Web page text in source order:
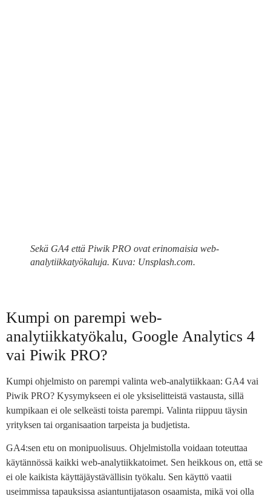
Sekä GA4 että Piwik PRO ovat erinomaisia web-
analytiikkatyökaluja. Kuva: Unsplash.com.
Kumpi on parempi web-
analytiikkatyökalu, Google Analytics 4
vai Piwik PRO?
Kumpi ohjelmisto on parempi valinta web-analytiikkaan: GA4 vai
Piwik PRO? Kysymykseen ei ole yksiselitteistä vastausta, sillä
kumpikaan ei ole selkeästi toista parempi. Valinta riippuu täysin
yrityksen tai organisaation tarpeista ja budjetista.
GA4:sen etu on monipuolisuus. Ohjelmistolla voidaan toteuttaa
käytännössä kaikki web-analytiikkatoimet. Sen heikkous on, että se
ei ole kaikista käyttäjäystävällisin työkalu. Sen käyttö vaatii
useimmissa tapauksissa asiantuntijatason osaamista, mikä voi olla